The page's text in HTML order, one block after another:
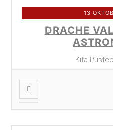
13
DRACHE
Kita